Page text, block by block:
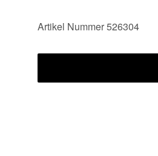
Artikel Nummer 526304